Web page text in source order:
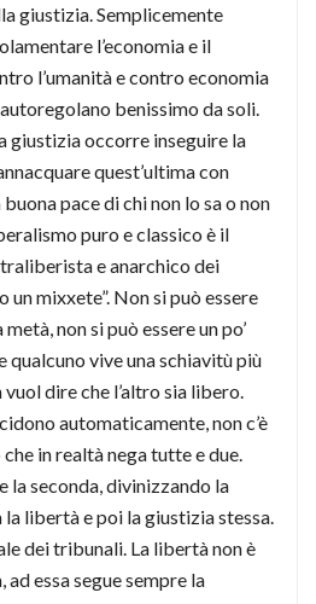
giustizia. Semplicemente
l’economia e il
l’umanità e contro economia
benissimo da soli.
giustizia occorre inseguire la
quest’ultima con
pace di chi non lo sa o non
puro e classico è il
e anarchico dei
mixxete”. Non si può essere
non si può essere un po’
qualcuno vive una schiavitù più
dire che l’altro sia libero.
automaticamente, non c’è
in realtà nega tutte e due.
la seconda, divinizzando la
libertà e poi la giustizia stessa.
dei tribunali. La libertà non è
ad essa segue sempre la